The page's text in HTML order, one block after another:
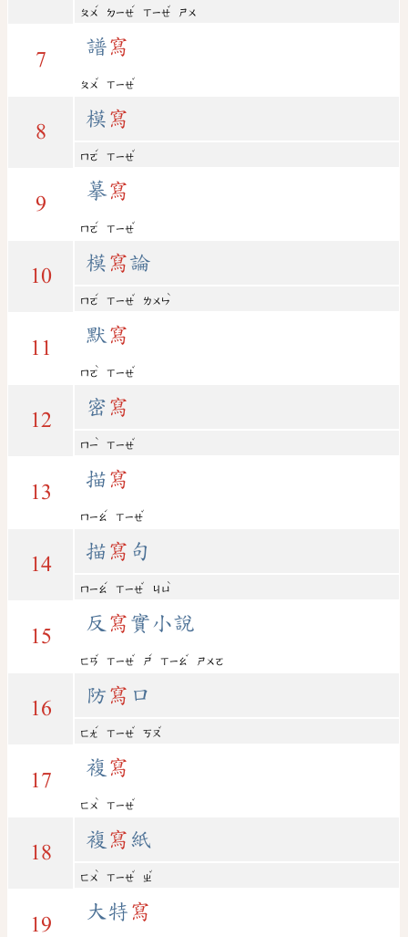
ㄆㄨ
ˊ
ㄉㄧㄝ
ˊ
ㄒㄧㄝ
ˇ
ㄕㄨ
7
譜寫
ㄆㄨ
ˇ
ㄒㄧㄝ
ˇ
8
模 寫
ㄇㄛ
ˊ
ㄒㄧㄝ
ˇ
9
摹寫
ㄇㄛ
ˊ
ㄒㄧㄝ
ˇ
10
模 寫論
ㄇㄛ
ˊ
ㄒㄧㄝ
ˇ
ㄌㄨㄣ
ˋ
11
默 寫
ㄇㄛ
ˋ
ㄒㄧㄝ
ˇ
12
密 寫
ㄇㄧ
ˋ
ㄒㄧㄝ
ˇ
13
描 寫
ㄇㄧㄠ
ˊ
ㄒㄧㄝ
ˇ
14
描 寫 句
ㄇㄧㄠ
ˊ
ㄒㄧㄝ
ˇ
ㄐㄩ
ˋ
15
反 寫 實小說
ㄈㄢ
ˇ
ㄒㄧㄝ
ˇ
ㄕ
ˊ
ㄒㄧㄠ
ˇ
ㄕㄨㄛ
16
防 寫 口
ㄈㄤ
ˊ
ㄒㄧㄝ
ˇ
ㄎㄡ
ˇ
17
複 寫
ㄈㄨ
ˋ
ㄒㄧㄝ
ˇ
18
複 寫 紙
ㄈㄨ
ˋ
ㄒㄧㄝ
ˇ
ㄓ
ˇ
19
大特 寫